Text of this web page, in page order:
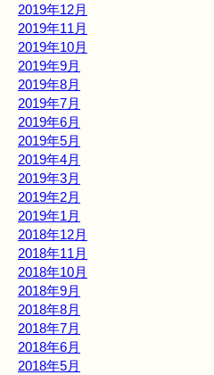
2019年12月
2019年11月
2019年10月
2019年9月
2019年8月
2019年7月
2019年6月
2019年5月
2019年4月
2019年3月
2019年2月
2019年1月
2018年12月
2018年11月
2018年10月
2018年9月
2018年8月
2018年7月
2018年6月
2018年5月